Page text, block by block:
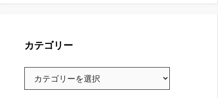
カテゴリー